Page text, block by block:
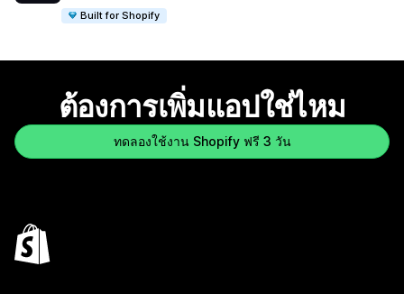
Built for Shopify
ต้องการเพิ่มแอปใช่ไหม
ทดลองใช้งาน Shopify ฟรี 3 วัน